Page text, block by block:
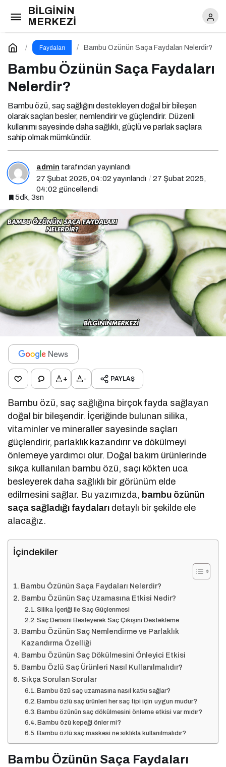
BİLGİNİN
MERKEZİ
Faydaları Bambu Özünün Saça Faydaları Nelerdir?
Bambu Özünün Saça Faydaları
Nelerdir?
Bambu özü, saç sağlığını destekleyen doğal bir bileşen
olarak saçları besler, nemlendirir ve güçlendirir. Düzenli
kullanımı sayesinde daha sağlıklı, güçlü ve parlak saçlara
sahip olmak mümkündür.
admin tarafından yayınlandı
27 Şubat 2025, 04:02 yayınlandı
27 Şubat 2025,
04:02 güncellendi
5dk, 3sn
+ - PAYLAŞ
Bambu özü, saç sağlığına birçok fayda sağlayan
doğal bir bileşendir. İçeriğinde bulunan silika,
vitaminler ve mineraller sayesinde saçları
güçlendirir, parlaklık kazandırır ve dökülmeyi
önlemeye yardımcı olur. Doğal bakım ürünlerinde
sıkça kullanılan bambu özü, saçı kökten uca
besleyerek daha sağlıklı bir görünüm elde
edilmesini sağlar. Bu yazımızda, bambu özünün
saça sağladığı faydaları detaylı bir şekilde ele
alacağız.
İçindekiler
Bambu Özünün Saça Faydaları Nelerdir?
Bambu Özünün Saç Uzamasına Etkisi Nedir?
Silika İçeriği ile Saç Güçlenmesi
Saç Derisini Besleyerek Saç Çıkışını Destekleme
Bambu Özünün Saç Nemlendirme ve Parlaklık
Kazandırma Özelliği
Bambu Özünün Saç Dökülmesini Önleyici Etkisi
Bambu Özlü Saç Ürünleri Nasıl Kullanılmalıdır?
Sıkça Sorulan Sorular
Bambu özü saç uzamasına nasıl katkı sağlar?
Bambu özlü saç ürünleri her saç tipi için uygun mudur?
Bambu özünün saç dökülmesini önleme etkisi var mıdır?
Bambu özü kepeği önler mi?
Bambu özlü saç maskesi ne sıklıkla kullanılmalıdır?
Bambu Özünün Saça Faydaları
Bambu Özünün Saça Faydaları Nelerdir?
Yorum Yap